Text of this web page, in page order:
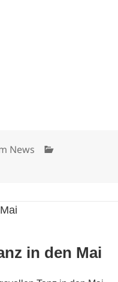
News
in den Mai